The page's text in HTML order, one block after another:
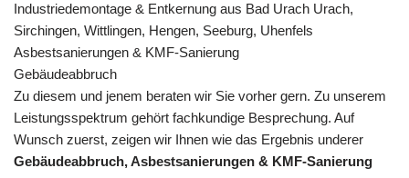
Industriedemontage & Entkernung aus Bad Urach Urach,
Sirchingen, Wittlingen, Hengen, Seeburg, Uhenfels
Asbestsanierungen & KMF-Sanierung
Gebäudeabbruch
Zu diesem und jenem beraten wir Sie vorher gern. Zu unserem
Leistungsspektrum gehört fachkundige Besprechung. Auf
Wunsch zuerst, zeigen wir Ihnen wie das Ergebnis underer
Gebäudeabbruch, Asbestsanierungen & KMF-Sanierung